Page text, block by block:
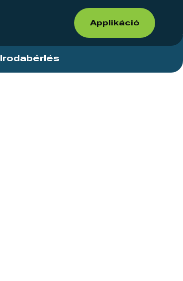
Applikáció
Irodabérlés